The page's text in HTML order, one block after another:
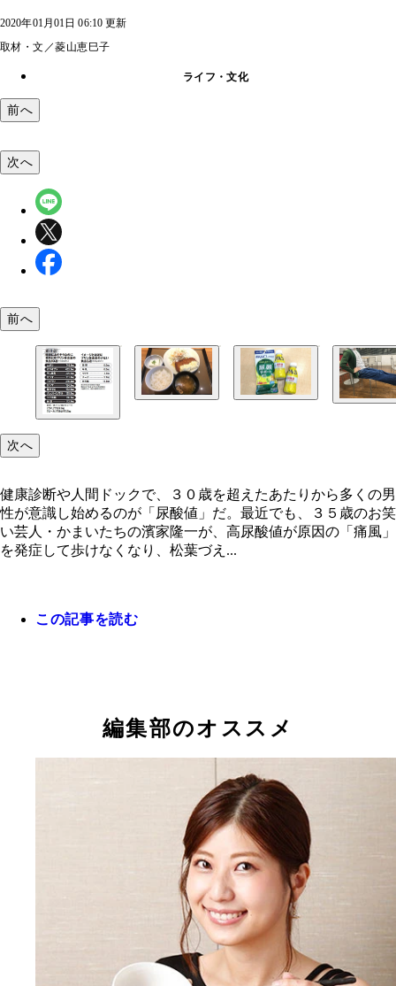
2020年01月01日 06:10 更新
取材・文／菱山恵巳子
ライフ・文化
前へ
同じメニューでも市販の弁当より定食を選ぶこと
ヨーグルトやサプリも一定の効果はある。ただし
次へ
前へ
次へ
健康診断や人間ドックで、３０歳を超えたあたりから多くの男
性が意識し始めるのが「尿酸値」だ。最近でも、３５歳のお笑
い芸人・かまいたちの濱家隆一が、高尿酸値が原因の「痛風」
を発症して歩けなくなり、松葉づえ...
この記事を読む
編集部のオススメ